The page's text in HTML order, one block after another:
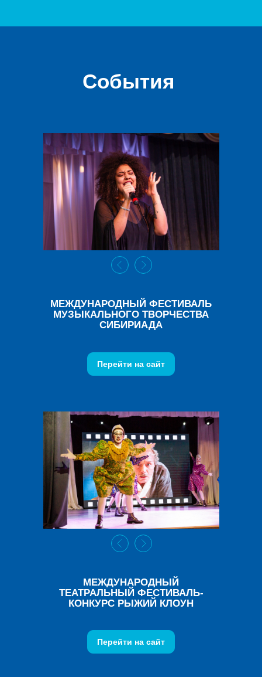
События
Перейти на сайт
Перейти на сайт
МЕЖДУНАРОДНЫЙ ФЕСТИВАЛЬ
МУЗЫКАЛЬНОГО ТВОРЧЕСТВА
СИБИРИАДА
МЕЖДУНАРОДНЫЙ
ТЕАТРАЛЬНЫЙ ФЕСТИВАЛЬ-
КОНКУРС РЫЖИЙ КЛОУН